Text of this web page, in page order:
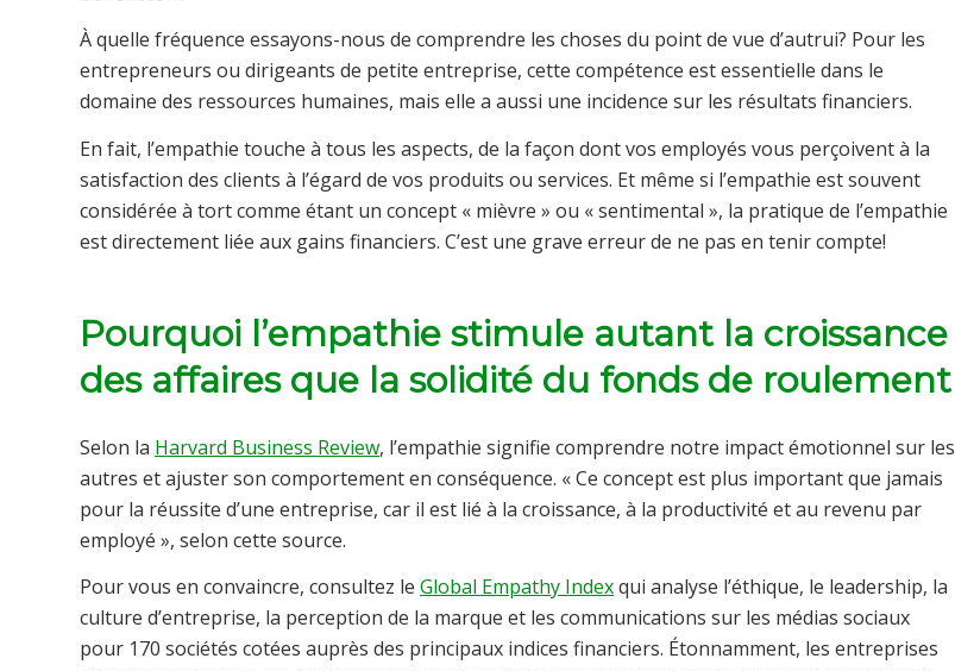
À quelle fréquence essayons-nous de comprendre les choses du point de vue d’autrui? Pour les
entrepreneurs ou dirigeants de petite entreprise, cette compétence est essentielle dans le
domaine des ressources humaines, mais elle a aussi une incidence sur les résultats financiers.
En fait, l’empathie touche à tous les aspects, de la façon dont vos employés vous perçoivent à la
satisfaction des clients à l’égard de vos produits ou services. Et même si l’empathie est souvent
considérée à tort comme étant un concept « mièvre » ou « sentimental », la pratique de l’empathie
est directement liée aux gains financiers. C’est une grave erreur de ne pas en tenir compte!
Pourquoi l’empathie stimule autant la croissance
des affaires que la solidité du fonds de roulement
Selon la Harvard Business Review, l’empathie signifie comprendre notre impact émotionnel sur les
autres et ajuster son comportement en conséquence. « Ce concept est plus important que jamais
pour la réussite d’une entreprise, car il est lié à la croissance, à la productivité et au revenu par
employé », selon cette source.
Pour vous en convaincre, consultez le Global Empathy Indexqui analyse l’éthique, le leadership, la
culture d’entreprise, la perception de la marque et les communications sur les médias sociaux
pour 170 sociétés cotées auprès des principaux indices financiers. Étonnamment, les entreprises